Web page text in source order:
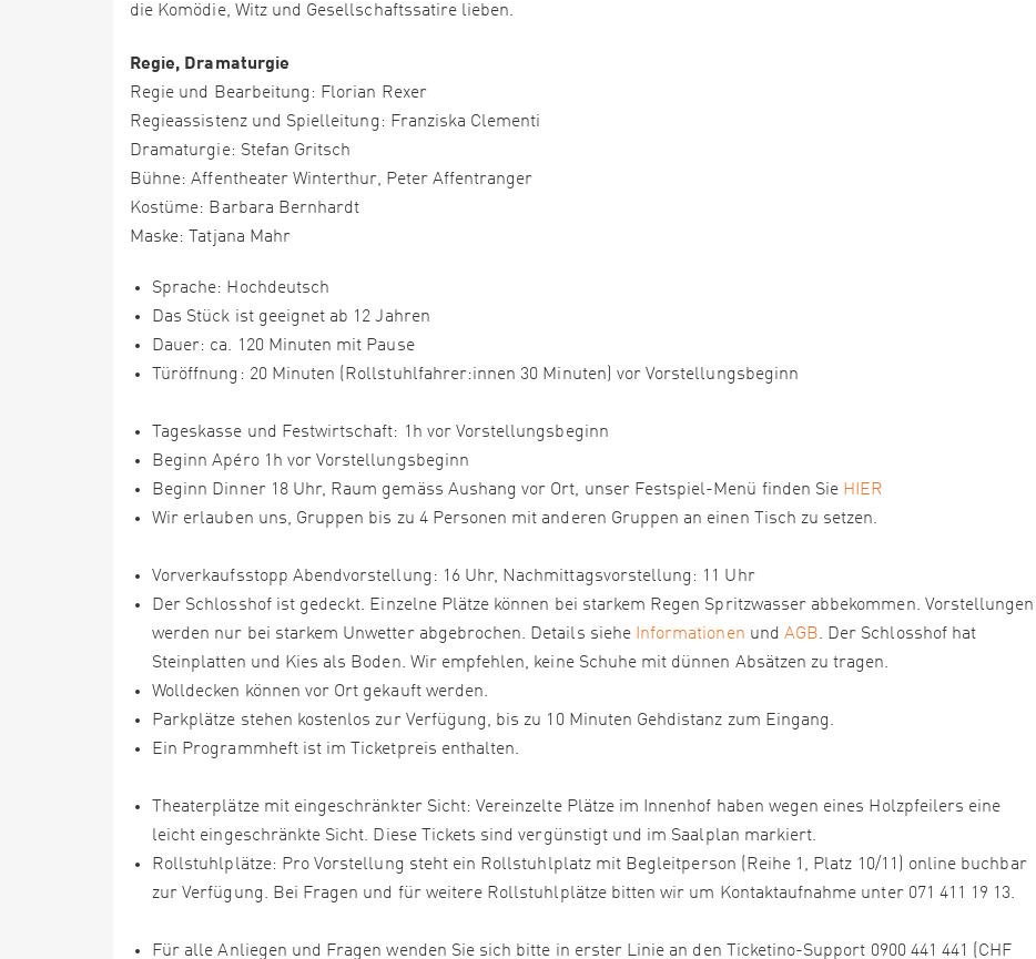
die Komödie, Witz und Gesellschaftssatire lieben.
Regie, Dramaturgie
Regie und Bearbeitung: Florian Rexer
Regieassistenz und Spielleitung: Franziska Clementi
Dramaturgie: Stefan Gritsch
Bühne: Affentheater Winterthur, Peter Affentranger
Kostüme: Barbara Bernhardt
Maske: Tatjana Mahr
Sprache: Hochdeutsch
Das Stück ist geeignet ab 12 Jahren
Dauer: ca. 120 Minuten mit Pause
Türöffnung: 20 Minuten (Rollstuhlfahrer:innen 30 Minuten) vor Vorstellungsbeginn
Tageskasse und Festwirtschaft: 1h vor Vorstellungsbeginn
Beginn Apéro 1h vor Vorstellungsbeginn
Beginn Dinner 18 Uhr, Raum gemäss Aushang vor Ort, unser Festspiel-Menü finden Sie HIER
Wir erlauben uns, Gruppen bis zu 4 Personen mit anderen Gruppen an einen Tisch zu setzen.
Vorverkaufsstopp Abendvorstellung: 16 Uhr, Nachmittagsvorstellung: 11 Uhr
Der Schlosshof ist gedeckt. Einzelne Plätze können bei starkem Regen Spritzwasser abbekommen. Vorstellungen
werden nur bei starkem Unwetter abgebrochen. Details siehe Informationen und AGB. Der Schlosshof hat
Steinplatten und Kies als Boden. Wir empfehlen, keine Schuhe mit dünnen Absätzen zu tragen.
Wolldecken können vor Ort gekauft werden.
Parkplätze stehen kostenlos zur Verfügung, bis zu 10 Minuten Gehdistanz zum Eingang.
Ein Programmheft ist im Ticketpreis enthalten.
Theaterplätze mit eingeschränkter Sicht: Vereinzelte Plätze im Innenhof haben wegen eines Holzpfeilers eine
leicht eingeschränkte Sicht. Diese Tickets sind vergünstigt und im Saalplan markiert.
Rollstuhlplätze: Pro Vorstellung steht ein Rollstuhlplatz mit Begleitperson (Reihe 1, Platz 10/11) online buchbar
zur Verfügung. Bei Fragen und für weitere Rollstuhlplätze bitten wir um Kontaktaufnahme unter 071 411 19 13.
Für alle Anliegen und Fragen wenden Sie sich bitte in erster Linie an den Ticketino-Support 0900 441 441 (CHF